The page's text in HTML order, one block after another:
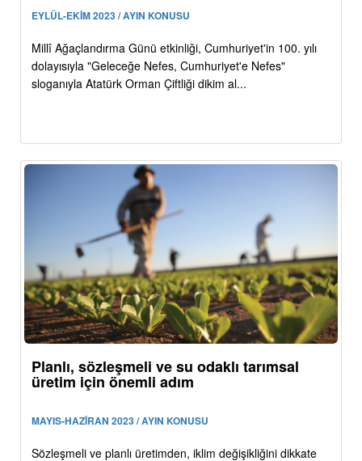
EYLÜL-EKİM 2023 / AYIN KONUSU
Millî Ağaçlandırma Günü etkinliği, Cumhuriyet'in 100. yılı
dolayısıyla "Geleceğe Nefes, Cumhuriyet'e Nefes"
sloganıyla Atatürk Orman Çiftliği dikim al...
Planlı, sözleşmeli ve su odaklı tarımsal
üretim için önemli adım
MAYIS-HAZİRAN 2023 / AYIN KONUSU
Sözleşmeli ve planlı üretimden, iklim değişikliğini dikkate